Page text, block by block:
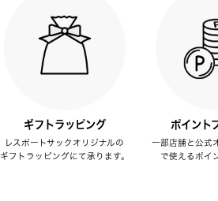
ギフトラッピング
レスポートサックオリジナルの
ギフトラッピングにて承ります。
ポイント
一部店舗と公式
で使えるポイ